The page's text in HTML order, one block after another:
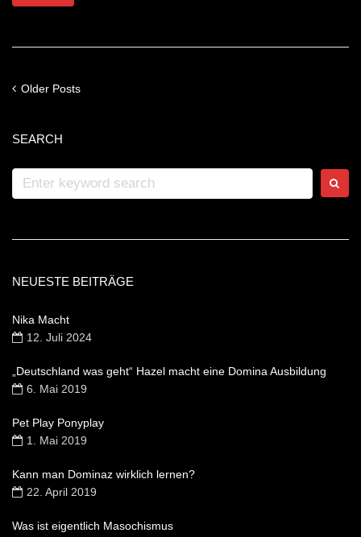
Older Posts
SEARCH
NEUESTE BEITRÄGE
Nika Macht
12. Juli 2024
„Deutschland was geht“ Hazel macht eine Domina Ausbildung
6. Mai 2019
Pet Play Ponyplay
1. Mai 2019
Kann man Dominaz wirklich lernen?
22. April 2019
Was ist eigentlich Masochismus